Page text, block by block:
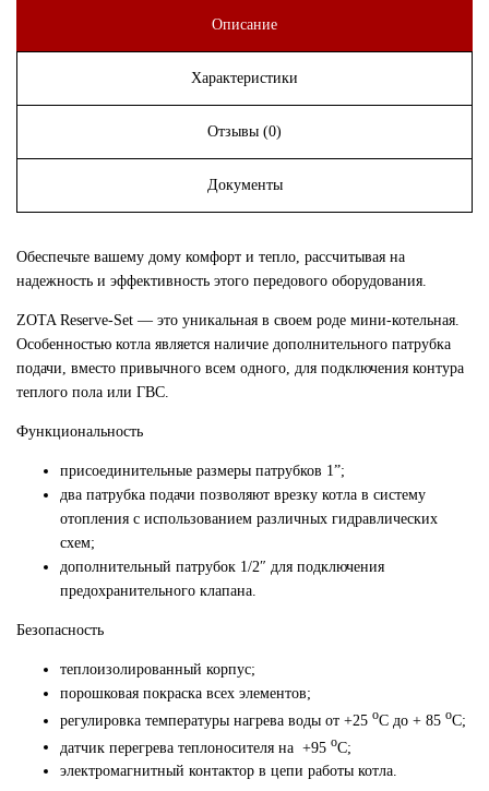
Описание
Характеристики
Отзывы (0)
Документы
Обеспечьте вашему дому комфорт и тепло, рассчитывая на
надежность и эффективность этого передового оборудования.
ZOTA Reserve-Set — это уникальная в своем роде мини-котельная.
Особенностью котла является наличие дополнительного патрубка
подачи, вместо привычного всем одного, для подключения контура
теплого пола или ГВС.
Функциональность
присоединительные размеры патрубков 1”;
два патрубка подачи позволяют врезку котла в систему
отопления с использованием различных гидравлических
схем;
дополнительный патрубок 1/2″ для подключения
предохранительного клапана.
Безопасность
теплоизолированный корпус;
порошковая покраска всех элементов;
регулировка температуры нагрева воды от +25 оС до + 85 оС;
датчик перегрева теплоносителя на +95 оС;
электромагнитный контактор в цепи работы котла.